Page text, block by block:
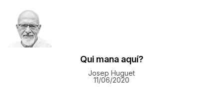
Qui mana aquí?
Josep Huguet
11/06/2020